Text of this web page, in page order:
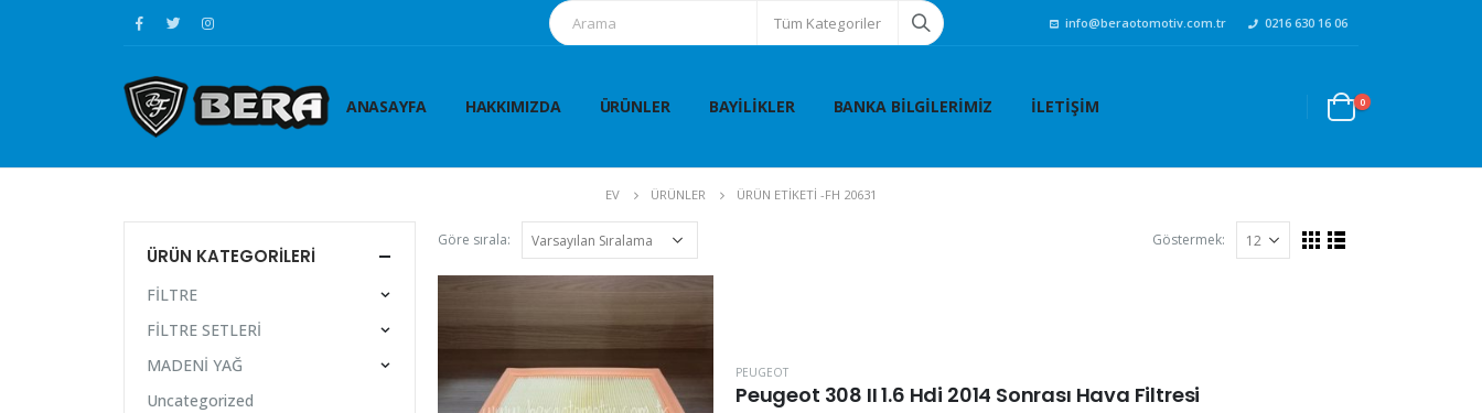
Tüm Kategoriler info@beraotomotiv.com.tr 0216 630 16 06
ANASAYFA HAKKIMIZDA ÜRÜNLER BAYILIKLER BANKA BILGILERIMIZ İLETIŞIM 0
EV ÜRÜNLER ÜRÜN ETIKETI -FH 20631
Göre sırala: Göstermek:
PEUGEOT
Peugeot 308 II 1.6 Hdi 2014 Sonrası Hava Filtresi
ÜRÜN KATEGORILERI
FİLTRE
FİLTRE SETLERİ
MADENİ YAĞ
Uncategorized